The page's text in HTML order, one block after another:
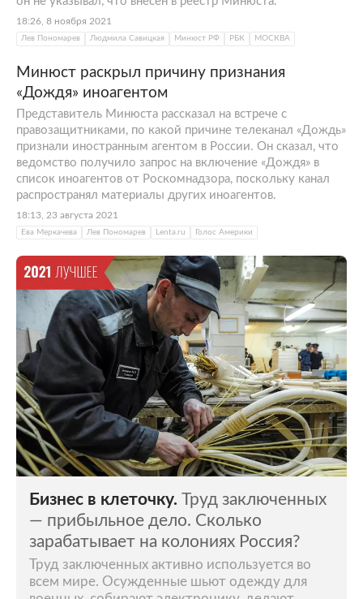
18:26, 8 ноября 2021
Лев Пономарев Людмила Савицкая Минюст РФ РБК МОСКВА
Минюст раскрыл причину признания
«Дождя» иноагентом
Представитель Минюста рассказал на встрече с
правозащитниками, по какой причине телеканал «Дождь»
признали иностранным агентом в России. Он сказал, что
ведомство получило запрос на включение «Дождя» в
список иноагентов от Роскомнадзора, поскольку канал
распространял материалы других иноагентов.
18:13, 23 августа 2021
Ева Меркачева Лев Пономарев Lenta.ru Голос Америки
Бизнес в клеточку. Труд заключенных
— прибыльное дело. Сколько
зарабатывает на колониях Россия?
Труд заключенных активно используется во
всем мире. Осужденные шьют одежду для